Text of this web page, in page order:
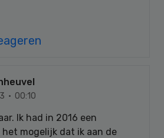
· 00:10
Ik had in 2016 een
mogelijk dat ik aan de